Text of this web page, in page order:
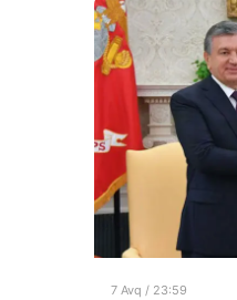
7 Avq / 23:59